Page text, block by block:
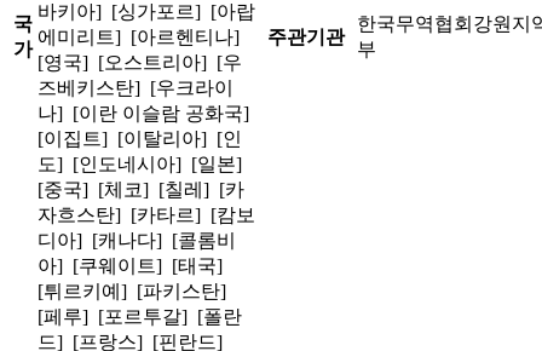
국
가
바키아] [싱가포르] [아랍
에미리트] [아르헨티나]
[영국] [오스트리아] [우
즈베키스탄] [우크라이
나] [이란 이슬람 공화국]
[이집트] [이탈리아] [인
도] [인도네시아] [일본]
[중국] [체코] [칠레] [카
자흐스탄] [카타르] [캄보
디아] [캐나다] [콜롬비
아] [쿠웨이트] [태국]
[튀르키예] [파키스탄]
[페루] [포르투갈] [폴란
드] [프랑스] [핀란드]
주관기관
한국무역협회강원지
부